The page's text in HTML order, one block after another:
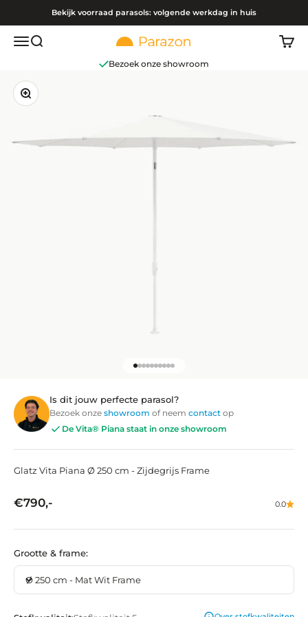
Bekijk voorraad parasols: volgende werkdag in huis
Navigatiemenu openen
Zoeken openen Parazon
Bezoek onze showroom
In-/uitzoomen
Is dit jouw perfecte parasol?
Bezoek onze showroom of neem contact op
De Vita® Piana staat in onze showroom
Glatz Vita Piana Ø 250 cm - Zijdegrijs Frame
Aanbiedingsprijs
€790,- 0.0
Grootte & frame:
Ø 250 cm - Mat Wit Frame